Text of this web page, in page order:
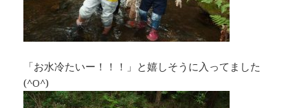
「お水冷たいー！！！」と嬉しそうに入ってました
(^O^)